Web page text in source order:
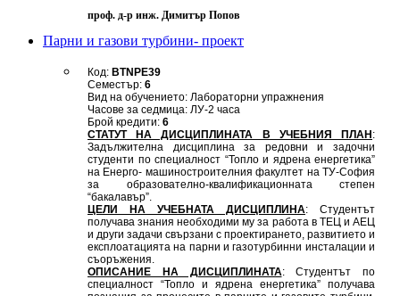
проф. д-р инж. Димитър Попов
Парни и газови турбини- проект
Код: BTNPE39
Семестър: 6
Вид на обучението: Лабораторни упражнения
Часове за седмица: ЛУ-2 часа
Брой кредити: 6
СТАТУТ НА ДИСЦИПЛИНАТА В УЧЕБНИЯ ПЛАН :
Задължителна дисциплина за редовни и задочни
студенти по специалност “Топло и ядрена енергетика”
на Енерго- машиностроителния факултет на ТУ-София
за образователно-квалификационната степен
“бакалавър”.
ЦЕЛИ НА УЧЕБНАТА ДИСЦИПЛИНА: Студентът
получава знания необходими му за работа в ТЕЦ и АЕЦ
и други задачи свързани с проектирането, развитието и
експлоатацията на парни и газотурбинни инсталации и
съоръжения.
ОПИСАНИЕ НА ДИСЦИПЛИНАТА: Студентът по
специалност “Топло и ядрена енергетика” получава